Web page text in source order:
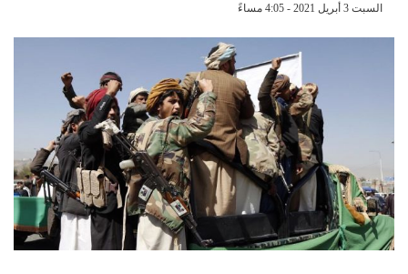
السبت 3 أبريل 2021 - 4:05 مساءً